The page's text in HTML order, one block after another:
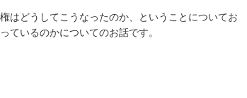
はどうしてこうなったのか、ということについてお
ているのかについてのお話です。